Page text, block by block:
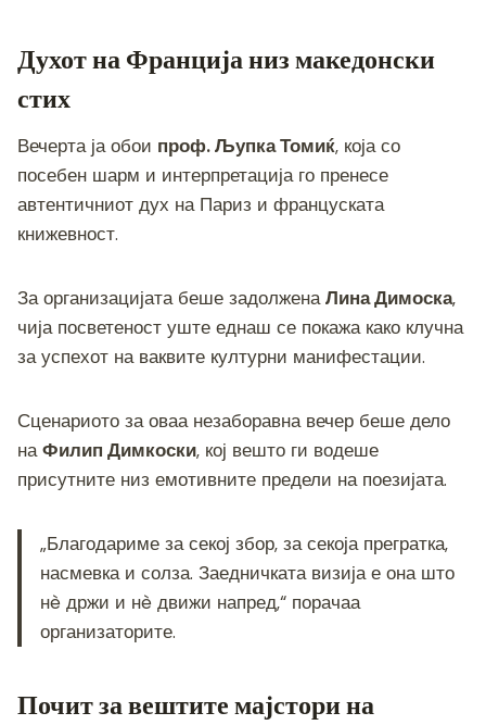
Духот на Франција низ македонски
стих
Вечерта ја обои проф. Љупка Томиќ, која со
посебен шарм и интерпретација го пренесе
автентичниот дух на Париз и француската
книжевност.
За организацијата беше задолженаЛина Димоска,
чија посветеност уште еднаш се покажа како клучна
за успехот на ваквите културни манифестации.
Сценариото за оваа незаборавна вечер беше дело
наФилип Димкоски, кој вешто ги водеше
присутните низ емотивните предели на поезијата.
„Благодариме за секој збор, за секоја прегратка,
насмевка и солза. Заедничката визија е она што
нè држи и нè движи напред,“ порачаа
организаторите.
Почит за вештите мајстори на